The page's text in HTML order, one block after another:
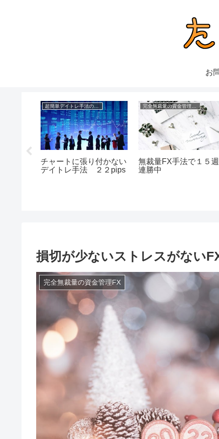
お
超簡単デイトレ手法の成績
チャートに張り付かない
デイトレ手法 ２２pips
無裁量FX手法で１５週
連勝中
損切が少ないストレスがない
完全無裁量の資金管理FX